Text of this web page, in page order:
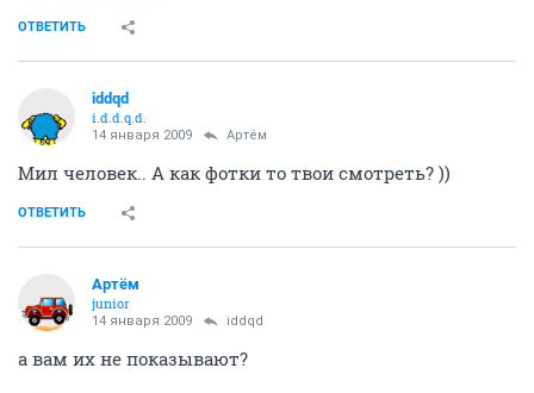
ОТВЕТИТЬ
iddqd
i.d.d.q.d.
14 января 2009 Артём
Мил человек.. А как фотки то твои смотреть? ))
ОТВЕТИТЬ
Артём
juniоr
14 января 2009 iddqd
а вам их не показывают?